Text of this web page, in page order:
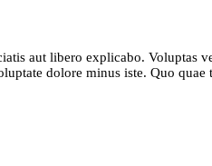
aut libero explicabo. Voluptas
dolore minus iste. Quo